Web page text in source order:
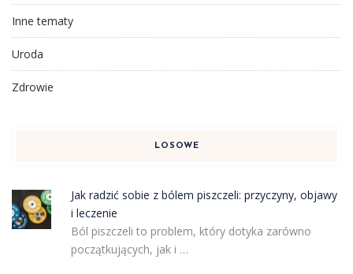
Inne tematy
Uroda
Zdrowie
LOSOWE
Jak radzić sobie z bólem piszczeli: przyczyny, objawy
i leczenie
Ból piszczeli to problem, który dotyka zarówno
początkujących, jak i …